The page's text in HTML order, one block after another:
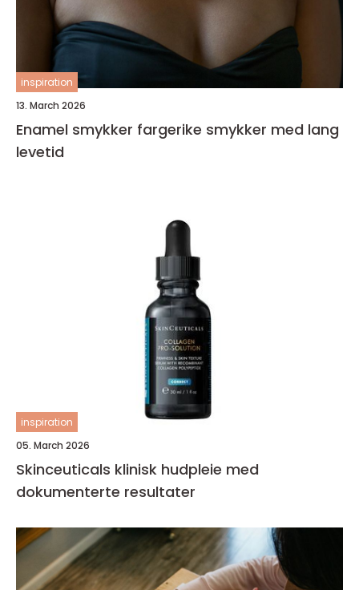
inspiration
13. March 2026
Enamel smykker fargerike smykker med lang
levetid
inspiration
05. March 2026
Skinceuticals klinisk hudpleie med
dokumenterte resultater